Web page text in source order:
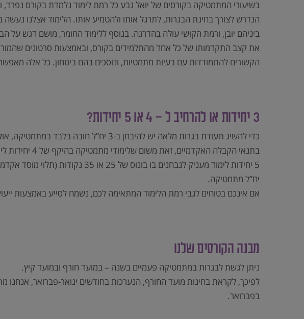
בשיעורי המתמטיקה בקורסים של יואל גבע כל רמת לימוד נלמדת בקורס
הנדרש לצורך בחינת הבגרות, לתרגל אותו ולהטמיע אותו. הלימוד אצלנו
ביניהם יובן, ורמת הקושי עולה בהדרגה. בנוסף ללימוד החומר, מושם דגש
את קצב התקדמותו של כל אחד מהתלמידים בקורס, ובאמצעות סרטונים
הקשורים להתמודדות עם בעיות מתמטיות, ונוסכים בהם ביטחון. כל אלה
3 יחידות או להרחיב ל – 4 או 5 יחידות?
5 יחידות לימוד מעניק לנבחנים
יח”ל מתמטיקה.
אם אינכם בטוחים לגבי רמת הלימוד המתאימה לכם, נשמח לסייע באמצעות
מבנה הקורסים שלנו
ניתן לגשת לבגרות במתמטיקה פעמיים בשנה – במועד חורף ובמועד קיץ.
לפיכך, לקראת בחינות מועד החורף, הנערכות בחודשים ינואר-פברואר,
בפברואר.